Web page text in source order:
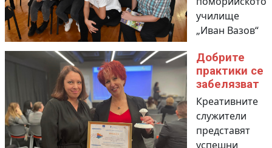
училище
„Иван Вазов“
Добрите
практики се
забелязват
Креативните
служители
представят
успешни